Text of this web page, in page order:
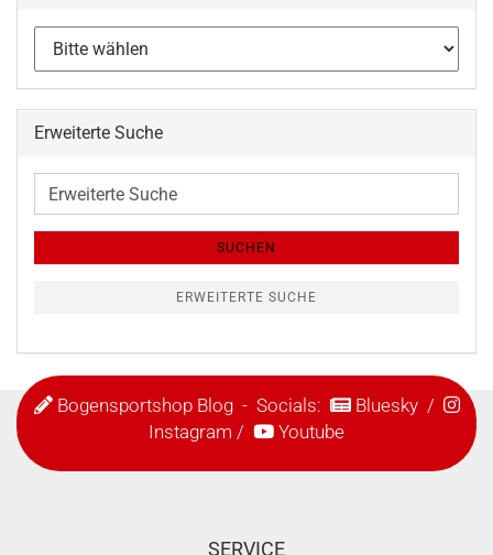
Erweiterte Suche
Erweiterte
Suche
SUCHEN
ERWEITERTE SUCHE
Bogensportshop Blog- Socials: Bluesky/
Instagram / Youtube
SERVICE